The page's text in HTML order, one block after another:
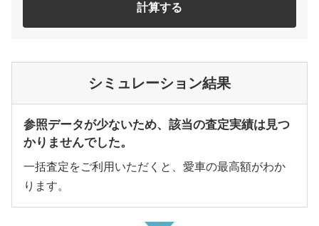
計算する
シミュレーション結果
参照データが少ないため、該当の査定実績は見つ
かりませんでした。
一括査定をご利用いただくと、愛車の最高額がわか
ります。